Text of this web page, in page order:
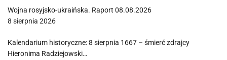
Wojna rosyjsko-ukraińska. Raport 08.08.2026
8 sierpnia 2026
Kalendarium historyczne: 8 sierpnia 1667 – śmierć zdrajcy
Hieronima Radziejowski…